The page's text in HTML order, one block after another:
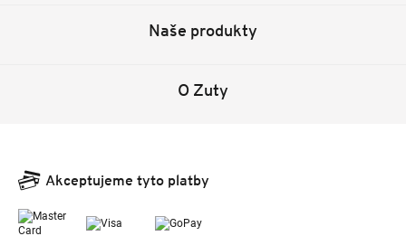
Naše produkty
O Zuty
Akceptujeme tyto platby